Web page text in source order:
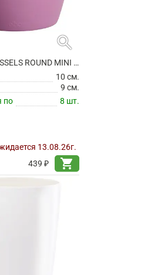
search
КАШПО BRUSSELS ROUND MINI VIVID VIOLET
10 см.
9 см.
по
8 шт.
13.08.26г.
439 ₽
shopping_cart